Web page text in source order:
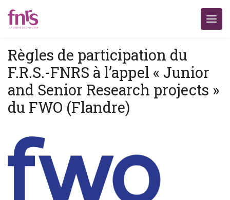
Règles de participation du
F.R.S.-FNRS à l’appel « Junior
and Senior Research projects »
du FWO (Flandre)